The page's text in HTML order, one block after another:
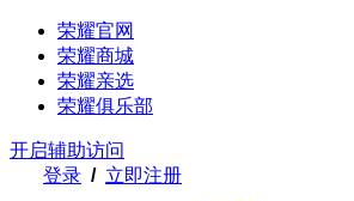
荣耀官网
荣耀商城
荣耀亲选
荣耀俱乐部
开启辅助访问
登录 / 立即注册